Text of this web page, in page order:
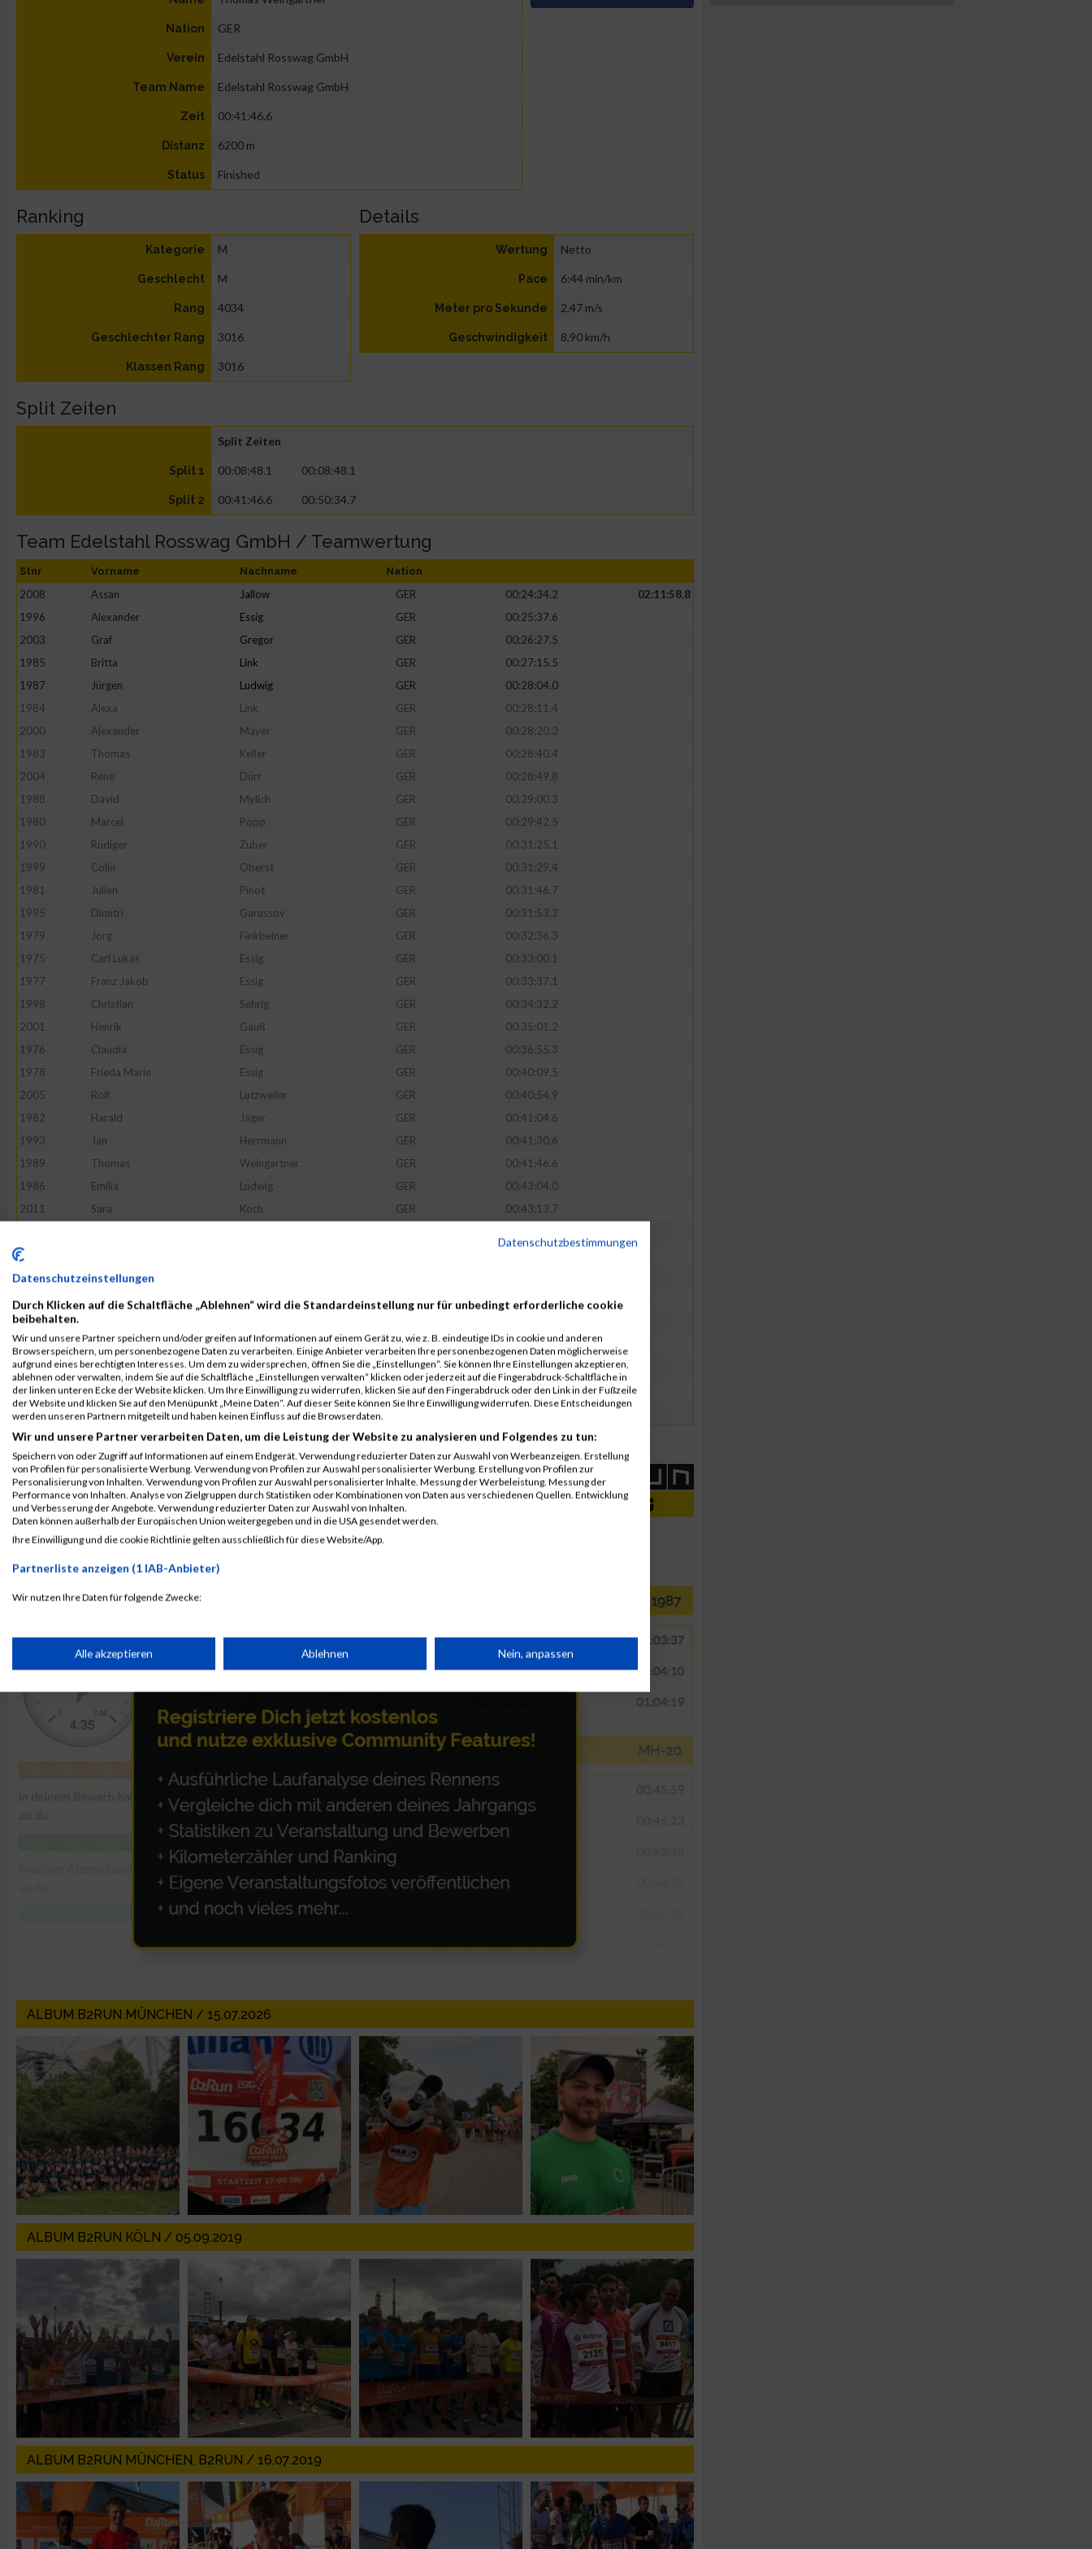
Nation GER
Verein Edelstahl Rosswag GmbH
Team Name Edelstahl Rosswag GmbH
Zeit 00:41:46.6
Distanz 6200 m
Status Finished
Ranking
Kategorie M
Geschlecht M
Rang 4034
Geschlechter Rang 3016
Klassen Rang 3016
Details
Wertung Netto
Pace 6:44 min/km
Meter pro Sekunde 2,47 m/s
Geschwindigkeit 8,90 km/h
Split Zeiten
Split Zeiten
Split 1 00:08:48.1 00:08:48.1
Split 2 00:41:46.6 00:50:34.7
Team Edelstahl Rosswag GmbH / Teamwertung
Stnr Vorname Nachname Nation
2008 Assan Jallow GER 00:24:34.2
02:11:58.8
1996
Alexander Essig GER
00:25:37.6
2003
Graf Gregor GER
00:26:27.5
1985
Britta Link GER
00:27:15.5
1987
Jürgen Ludwig GER
00:28:04.0
1984
Alexa Link GER
00:28:11.4
2000
Alexander Mayer GER
00:28:20.3
1983
Thomas Keller GER
00:28:40.4
2004
Rene Dürr GER
00:28:49.8
1988
David Mylich GER
00:29:00.3
1980
Marcel Popp GER
00:29:42.5
1990
Rüdiger Zuber GER
00:31:25.1
1999
Colin Oberst GER
00:31:29.4
1981
Julien Pinot GER
00:31:46.7
1995
Dimitri Garussov GER
00:31:53.2
1979
Jörg Finkbeiner GER
00:32:36.3
1975
Carl Lukas Essig GER
00:33:00.1
1977
Franz Jakob Essig GER
00:33:37.1
1998
Christian Sehrig GER
00:34:32.2
2001
Henrik Gauß GER
00:35:01.2
1976
Claudia Essig GER
00:36:55.3
1978
Frieda Marie Essig GER
00:40:09.5
2005
Rolf Lutzweiler GER
00:40:54.9
1982
Harald Jäger GER
00:41:04.6
1993
Jan Herrmann GER
00:41:30.6
1989
Thomas Weingärtner GER
00:41:46.6
1986
Emilia Ludwig GER
00:43:04.0
2011
Sara Koch GER
00:43:13.7
2009
2012
Birgit
2006
Franz Benz
00:48:18.6
2010
2013
Lisa Renz GER
00:52:17.9
2007
Carina Farr GER
00:52:18.7
1997
Frank Artacho GER
00:52:52.6
1992
Markus Hauser
Kontaktformular / Fragen
zur Zeitmessung
ALBUM B2RUN MÜNCHEN / 15.07.2026
ALBUM B2RUN KÖLN / 05.09.2019
ALBUM B2RUN MÜNCHEN, B2RUN / 16.07.2019
Datenschutzbestimmungen
Datenschutzeinstellungen
Durch Klicken auf die Schaltfläche „Ablehnen“ wird die Standardeinstellung nur für unbedingt erforderliche cookie
beibehalten.
Wir und unsere Partner speichern und/oder greifen auf Informationen auf einem Gerät zu, wie z. B. eindeutige IDs in cookie und anderen
Browserspeichern, um personenbezogene Daten zu verarbeiten. Einige Anbieter verarbeiten Ihre personenbezogenen Daten möglicherweise
aufgrund eines berechtigten Interesses. Um dem zu widersprechen, öffnen Sie die „Einstellungen“. Sie können Ihre Einstellungen akzeptieren,
ablehnen oder verwalten, indem Sie auf die Schaltfläche „Einstellungen verwalten“ klicken oder jederzeit auf die Fingerabdruck-Schaltfläche in
der linken unteren Ecke der Website klicken. Um Ihre Einwilligung zu widerrufen, klicken Sie auf den Fingerabdruck oder den Link in der Fußzeile
der Website und klicken Sie auf den Menüpunkt „Meine Daten“. Auf dieser Seite können Sie Ihre Einwilligung widerrufen. Diese Entscheidungen
werden unseren Partnern mitgeteilt und haben keinen Einfluss auf die Browserdaten.
Wir und unsere Partner verarbeiten Daten, um die Leistung der Website zu analysieren und Folgendes zu tun:
Speichern von oder Zugriff auf Informationen auf einem Endgerät. Verwendung reduzierter Daten zur Auswahl von Werbeanzeigen. Erstellung
von Profilen für personalisierte Werbung. Verwendung von Profilen zur Auswahl personalisierter Werbung. Erstellung von Profilen zur
Personalisierung von Inhalten. Verwendung von Profilen zur Auswahl personalisierter Inhalte. Messung der Werbeleistung. Messung der
Performance von Inhalten. Analyse von Zielgruppen durch Statistiken oder Kombinationen von Daten aus verschiedenen Quellen. Entwicklung
und Verbesserung der Angebote. Verwendung reduzierter Daten zur Auswahl von Inhalten.
Daten können außerhalb der Europäischen Union weitergegeben und in die USA gesendet werden.
Ihre Einwilligung und die cookie Richtlinie gelten ausschließlich für diese Website/App.
Partnerliste anzeigen (1 IAB-Anbieter)
Wir nutzen Ihre Daten für folgende Zwecke:
Speichern von oder Zugriff auf Informationen auf einem Endgerät
Verwendung reduzierter Daten zur Auswahl von Werbeanzeigen
Erstellung von Profilen für personalisierte Werbung
Verwendung von Profilen zur Auswahl personalisierter Werbung
Erstellung von Profilen zur Personalisierung von Inhalten
Verwendung von Profilen zur Auswahl personalisierter Inhalte
Messung der Werbeleistung
Messung der Performance von Inhalten
Analyse von Zielgruppen durch Statistiken oder Kombinationen von Daten aus
verschiedenen Quellen
Entwicklung und Verbesserung der Angebote
Verwendung reduzierter Daten zur Auswahl von Inhalten
IAB-Besonderheiten:
Verwendung genauer Standortdaten
Geräte anhand von aktiv angeforderten Informationen identifizieren
Nicht-IAB-Verarbeitungszwecke:
Notwendig
Performance
Funktional
Alle akzeptieren Ablehnen Nein, anpassen